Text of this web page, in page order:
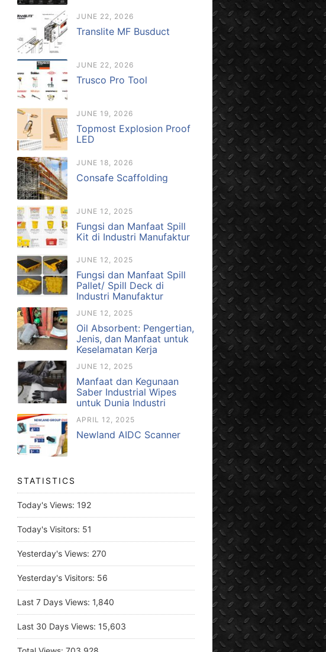
JUNE 22, 2026
Translite MF Busduct
JUNE 22, 2026
Trusco Pro Tool
JUNE 19, 2026
Topmost Explosion Proof
LED
JUNE 18, 2026
Consafe Scaffolding
JUNE 12, 2025
Fungsi dan Manfaat Spill
Kit di Industri Manufaktur
JUNE 12, 2025
Fungsi dan Manfaat Spill
Pallet/ Spill Deck di
Industri Manufaktur
JUNE 12, 2025
Oil Absorbent: Pengertian,
Jenis, dan Manfaat untuk
Keselamatan Kerja
JUNE 12, 2025
Manfaat dan Kegunaan
Saber Industrial Wipes
untuk Dunia Industri
APRIL 12, 2025
Newland AIDC Scanner
STATISTICS
Today's Views: 192
Today's Visitors: 51
Yesterday's Views: 270
Yesterday's Visitors: 56
Last 7 Days Views: 1,840
Last 30 Days Views: 15,603